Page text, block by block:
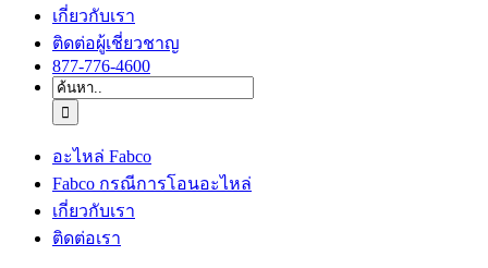
เกี่ยวกับเรา
ติดต่อผู้เชี่ยวชาญ
877-776-4600
ค้นหา:
อะไหล่ Fabco
Fabco กรณีการโอนอะไหล่
เกี่ยวกับเรา
ติดต่อเรา